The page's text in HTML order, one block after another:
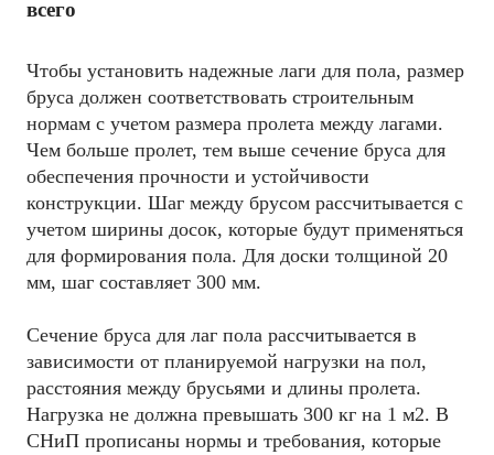
всего
Чтобы установить надежные лаги для пола, размер
бруса должен соответствовать строительным
нормам с учетом размера пролета между лагами.
Чем больше пролет, тем выше сечение бруса для
обеспечения прочности и устойчивости
конструкции. Шаг между брусом рассчитывается с
учетом ширины досок, которые будут применяться
для формирования пола. Для доски толщиной 20
мм, шаг составляет 300 мм.
Сечение бруса для лаг пола рассчитывается в
зависимости от планируемой нагрузки на пол,
расстояния между брусьями и длины пролета.
Нагрузка не должна превышать 300 кг на 1 м2. В
СНиП прописаны нормы и требования, которые